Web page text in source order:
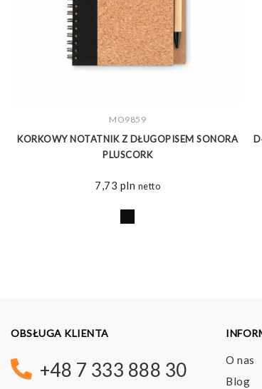
ZOBACZ WIĘCEJ
MO9859
KORKOWY NOTATNIK Z DŁUGOPISEM SONORA
PLUSCORK
7,73 pln netto
OBSŁUGA KLIENTA
+48 7 333 888 30
O nas
Blog